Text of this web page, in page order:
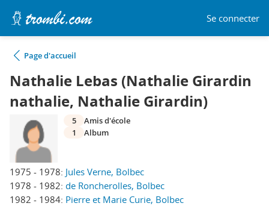
Se connecter
Page d'accueil
Nathalie Lebas (Nathalie Girardin
nathalie, Nathalie Girardin)
1975 - 1978: Jules Verne, Bolbec
1978 - 1982: de Roncherolles, Bolbec
1982 - 1984: Pierre et Marie Curie, Bolbec
5
Amis d'école
1
Album